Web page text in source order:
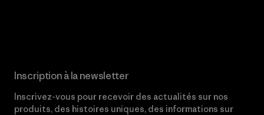
Inscription à la newsletter
Inscrivez-vous pour recevoir des actualités sur nos
produits, des histoires uniques, des informations sur